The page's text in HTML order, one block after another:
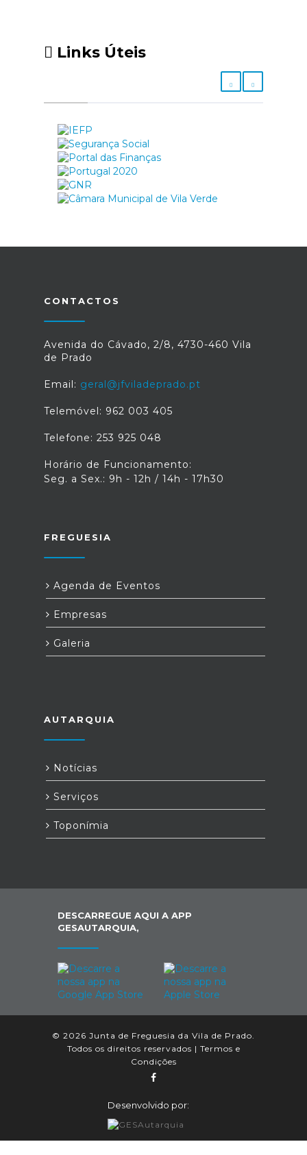
Links Úteis
CONTACTOS
Avenida do Cávado, 2/8, 4730-460 Vila
de Prado
Email: geral@jfviladeprado.pt
Telemóvel: 962 003 405
Telefone: 253 925 048
Horário de Funcionamento:
Seg. a Sex.: 9h - 12h / 14h - 17h30
FREGUESIA
Agenda de Eventos
Empresas
Galeria
AUTARQUIA
Notícias
Serviços
Toponímia
DESCARREGUE AQUI A APP
GESAUTARQUIA,
© 2026 Junta de Freguesia da Vila de Prado.
Todos os direitos reservados | Termos e
Condições
Desenvolvido por: